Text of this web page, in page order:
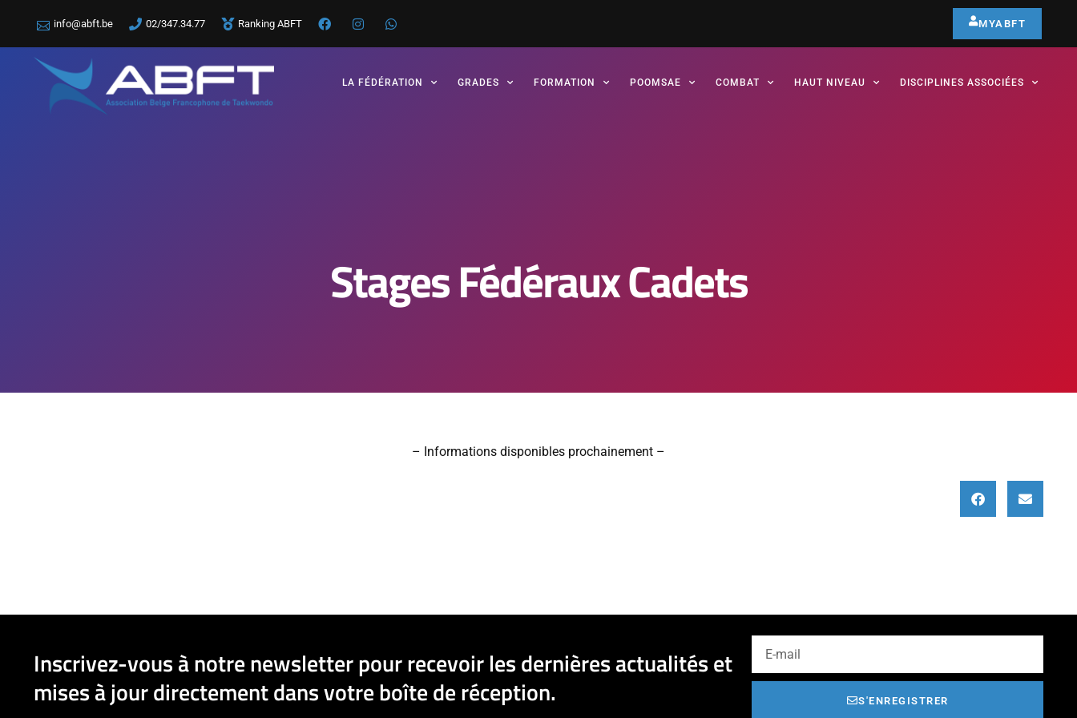
info@abft.be 02/347.34.77 Ranking ABFT MYABFT
LA FÉDÉRATION GRADES FORMATION POOMSAE COMBAT HAUT NIVEAU DISCIPLINES ASSOCIÉES
Stages Fédéraux Cadets
– Informations disponibles prochainement –
Inscrivez-vous à notre newsletter pour recevoir les dernières actualités et
mises à jour directement dans votre boîte de réception.
S'ENREGISTRER